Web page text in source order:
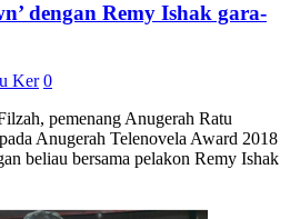
dengan Remy Ishak gara-
Ker 0
pemenang Anugerah Ratu
Anugerah Telenovela Award 2018
beliau bersama pelakon Remy Ishak